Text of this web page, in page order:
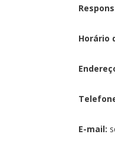
Horário
E-mail: